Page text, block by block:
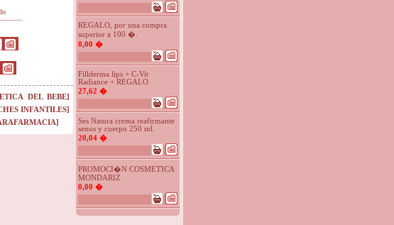
DEL BEBE]
INFANTILES]
REGALO, por una compra
superior a 100 �.
0,00 �
Fillderma lips + C-Vit
Radiance + REGALO
27,62 �
Ses Natura crema reafirmante
senos y cuerpo 250 ml.
20,04 �
PROMOCI�N COSMETICA
MONDARIZ
0,00 �